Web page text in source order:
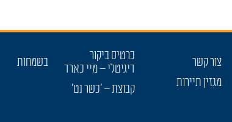
צור קשר
מגזין תיירות
כרטיס ביקור
דיגיטלי – מיי כארד
קבוצת – 'כשר נט'
בשמחות